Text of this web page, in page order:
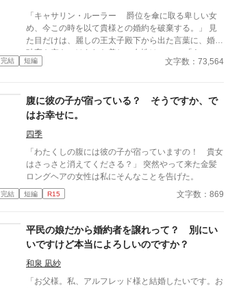
後見人が必要で、ロクサーヌの父で私の叔父ドナルド
が後見人として侯爵代理になった。 叔父は私を冷遇
し、自分が侯爵のように振る舞って来ましたが、もう
すぐ私は18歳。全てを返していただきます！ 設定ゆ
るゆるの、架空の世界のお話です。
「キャサリン・ルーラー 爵位を傘に取る卑しい女
め、今この時を以て貴様との婚約を破棄する。」 見
た目だけは、麗しの王太子殿下から出た言葉に、婚約
破棄を突きつけられた美しい女性は……… 「あの、
……どなたのことでしょうか？」 まさかの意味不明
＊＊＊＊＊＊＊＊＊＊＊＊ 執筆終了済みです。
完結 短編 文字数：73,564
腹に彼の子が宿っている？ そうですか、で
はお幸せに。
四季
「わたくしの腹には彼の子が宿っていますの！ 貴女
はさっさと消えてくださる？」 突然やって来た金髪
ロングヘアの女性は私にそんなことを告げた。
完結 短編 R15 文字数：869
平民の娘だから婚約者を譲れって？ 別にい
いですけど本当によろしいのですか？
和泉 凪紗
「お父様。私、アルフレッド様と結婚したいです。お